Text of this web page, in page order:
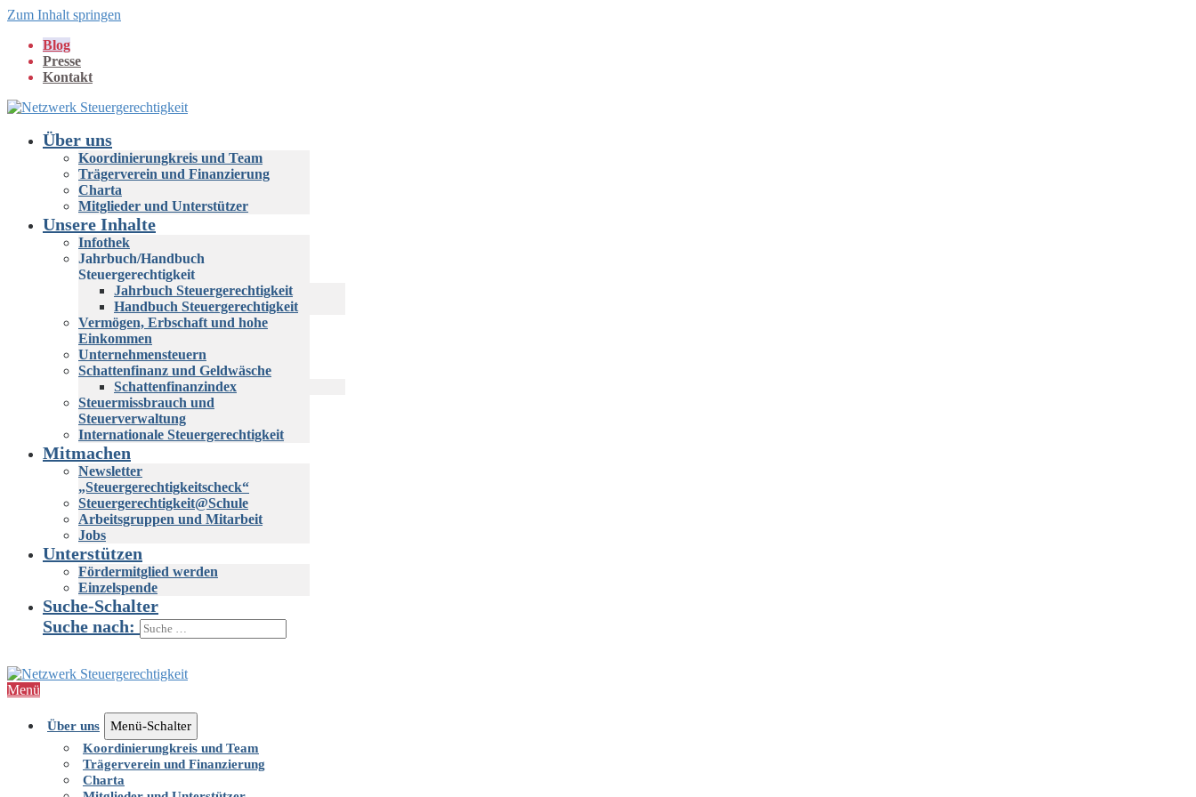
Zum Inhalt springen
Blog
Presse
Kontakt
Über uns
Koordinierungkreis und Team
Trägerverein und Finanzierung
Charta
Mitglieder und Unterstützer
Unsere Inhalte
Infothek
Jahrbuch/Handbuch
Steuergerechtigkeit
Jahrbuch Steuergerechtigkeit
Handbuch Steuergerechtigkeit
Vermögen, Erbschaft und hohe
Einkommen
Unternehmensteuern
Schattenfinanz und Geldwäsche
Schattenfinanzindex
Steuermissbrauch und
Steuerverwaltung
Internationale Steuergerechtigkeit
Mitmachen
Newsletter
„Steuergerechtigkeitscheck“
Steuergerechtigkeit@Schule
Arbeitsgruppen und Mitarbeit
Jobs
Unterstützen
Fördermitglied werden
Einzelspende
Suche-Schalter
Suche nach:
Menü
Über uns
Menü-Schalter
Koordinierungkreis und Team
Trägerverein und Finanzierung
Charta